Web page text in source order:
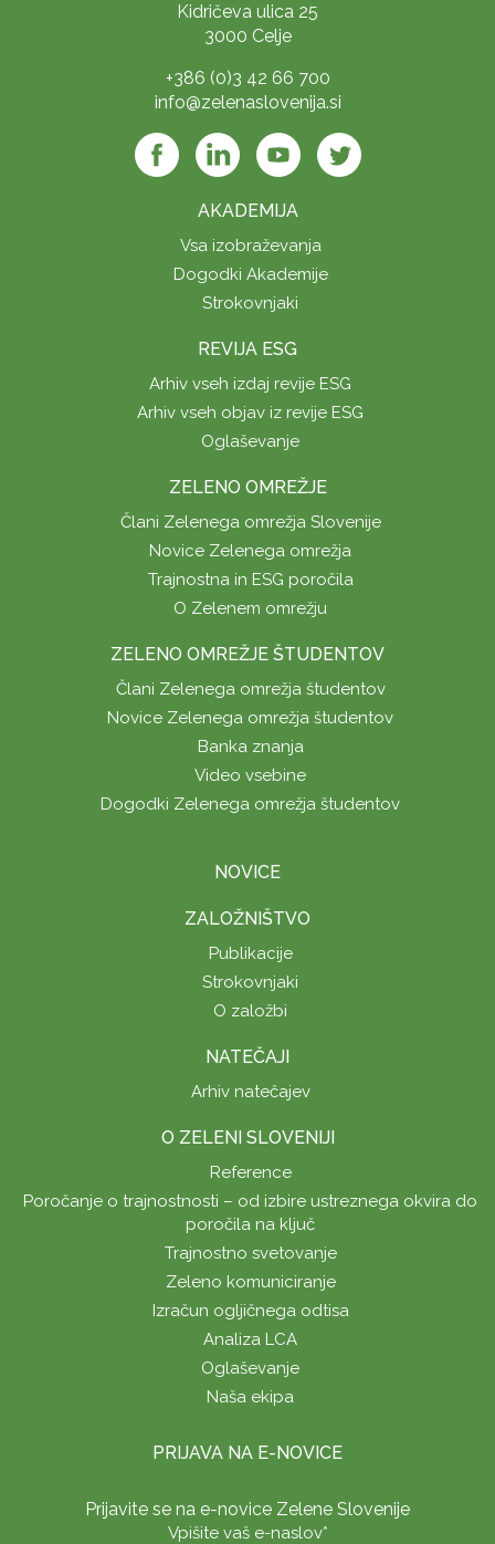
Kidričeva ulica 25
3000 Celje
+386 (0)3 42 66 700
info@zelenaslovenija.si
AKADEMIJA
Vsa izobraževanja
Dogodki Akademije
Strokovnjaki
REVIJA ESG
Arhiv vseh izdaj revije ESG
Arhiv vseh objav iz revije ESG
Oglaševanje
ZELENO OMREŽJE
Člani Zelenega omrežja Slovenije
Novice Zelenega omrežja
Trajnostna in ESG poročila
O Zelenem omrežju
ZELENO OMREŽJE ŠTUDENTOV
Člani Zelenega omrežja študentov
Novice Zelenega omrežja študentov
Banka znanja
Video vsebine
Dogodki Zelenega omrežja študentov
NOVICE
ZALOŽNIŠTVO
Publikacije
Strokovnjaki
O založbi
NATEČAJI
Arhiv natečajev
O ZELENI SLOVENIJI
Reference
Poročanje o trajnostnosti – od izbire ustreznega okvira do
poročila na ključ
Trajnostno svetovanje
Zeleno komuniciranje
Izračun ogljičnega odtisa
Analiza LCA
Oglaševanje
Naša ekipa
PRIJAVA NA E-NOVICE
Prijavite se na e-novice Zelene Slovenije
Vpišite vaš e-naslov*